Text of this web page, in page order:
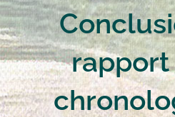
Accueil
Sylvie Robert
Actualités
rapport